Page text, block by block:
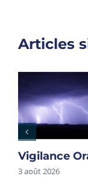
Articles
Vigilance
3 août 2026